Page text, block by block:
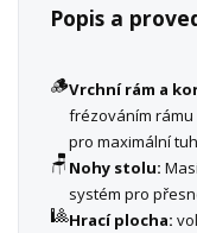
Popis a
🪵Vrchní rám a
frézováním rámu
pro maximální
🪑 Nohy stolu:
systém pro
🎱Hrací plocha: